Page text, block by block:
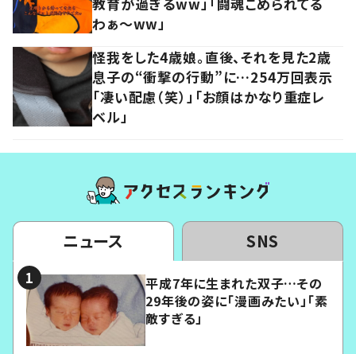
わぁ～ww」
怪我をした4歳娘。直後、それを見た2歳
息子の“衝撃の行動”に…254万回表示
「凄い配慮（笑）」「お顔はかなり重症レ
ベル」
ニュース SNS
平成7年に生まれた双子…その
29年後の姿に「漫画みたい」「素
敵すぎる」